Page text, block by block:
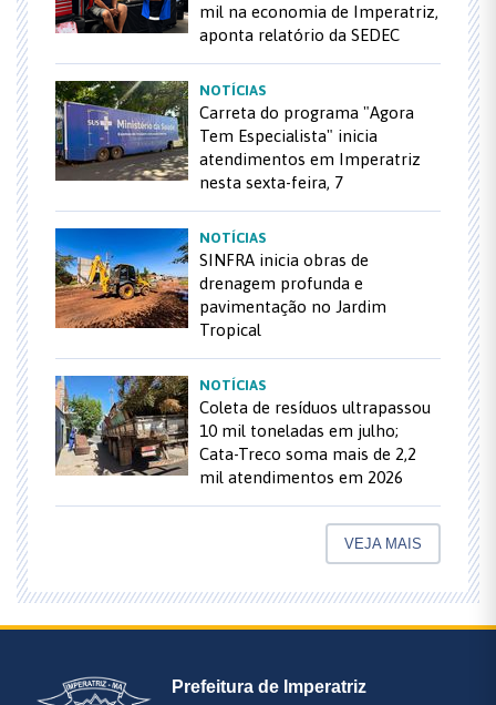
mil na economia de Imperatriz,
aponta relatório da SEDEC
NOTÍCIAS
Carreta do programa "Agora
Tem Especialista" inicia
atendimentos em Imperatriz
nesta sexta-feira, 7
NOTÍCIAS
SINFRA inicia obras de
drenagem profunda e
pavimentação no Jardim
Tropical
NOTÍCIAS
Coleta de resíduos ultrapassou
10 mil toneladas em julho;
Cata-Treco soma mais de 2,2
mil atendimentos em 2026
VEJA MAIS
Prefeitura de Imperatriz